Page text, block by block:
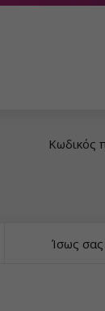
Κωδικός
Ίσως σας